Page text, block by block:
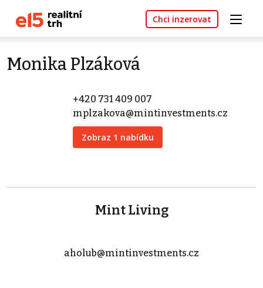
Chci inzerovat
Monika Plzáková
+420 731 409 007
mplzakova@mintinvestments.cz
Zobraz 1 nabídku
Mint Living
aholub@mintinvestments.cz